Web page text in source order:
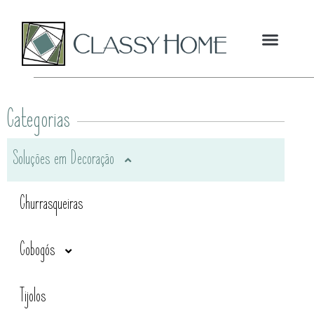
Categorias
Soluções em Decoração
Churrasqueiras
Cobogós
Cobogós em Cerâmica
Tijolos